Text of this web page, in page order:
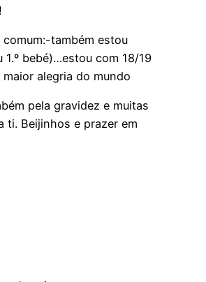
comum:-também estou
1.º bebé)…estou com 18/19
maior alegria do mundo
pela gravidez e muitas
ti. Beijinhos e prazer em